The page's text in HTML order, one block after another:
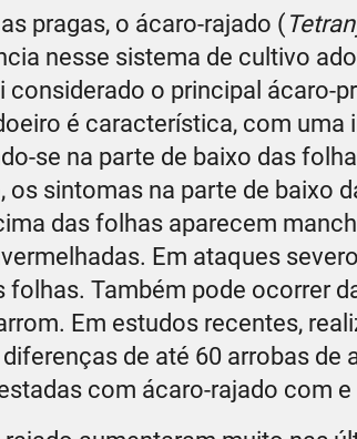
pragas, o ácaro-rajado (
nesse sistema de cultivo
o principal ácaro-
é característica, com
se na parte de baixo das
os sintomas na parte de baixo
das folhas aparecem
Em ataques
folhas. Também pode ocorrer
Em estudos recentes,
de até 60 arrobas de
com ácaro-rajado com